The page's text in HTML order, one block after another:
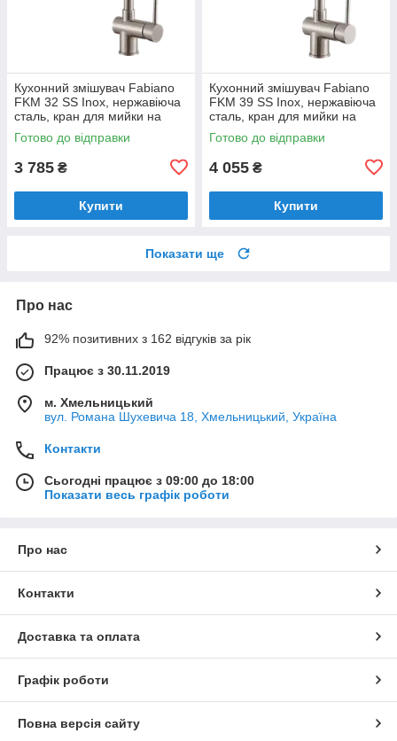
Кухонний змішувач Fabiano
FKM 32 SS Inox, нержавіюча
сталь, кран для мийки на
кухню (8232.401.0498)
Готово до відправки
3 785 ₴
Купити
Кухонний змішувач Fabiano
FKM 39 SS Inox, нержавіюча
сталь, кран для мийки на
кухню (8232.401.0192)
Готово до відправки
4 055 ₴
Купити
Показати ще
Про нас
92% позитивних з 162 відгуків за рік
Працює з 30.11.2019
м. Хмельницький
вул. Романа Шухевича 18, Хмельницький, Україна
Контакти
Сьогодні працює з 09:00 до 18:00
Показати весь графік роботи
Про нас
Контакти
Доставка та оплата
Графік роботи
Повна версія сайту